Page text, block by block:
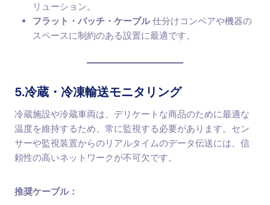
リューション。
フラット・パッチ・ケーブル仕分けコンベアや機器の
スペースに制約のある設置に最適です。
5.冷蔵・冷凍輸送モニタリング
冷蔵施設や冷蔵車両は、デリケートな商品のために最適な
温度を維持するため、常に監視する必要があります。セン
サーや監視装置からのリアルタイムのデータ伝送には、信
頼性の高いネットワークが不可欠です。
推奨ケーブル：